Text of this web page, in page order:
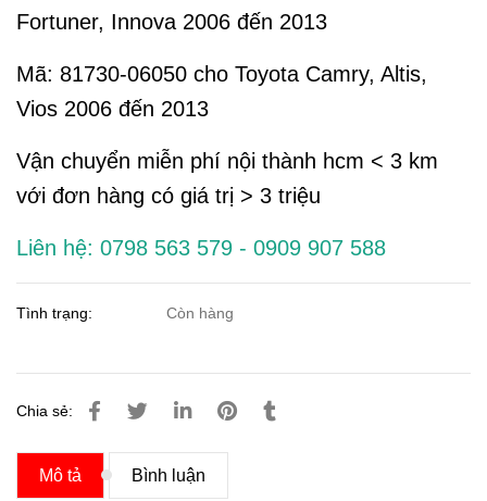
Fortuner, Innova 2006 đến 2013
Mã: 81730-06050 cho Toyota Camry, Altis,
Vios 2006 đến 2013
Vận chuyển miễn phí nội thành hcm < 3 km
với đơn hàng có giá trị > 3 triệu
Liên hệ: 0798 563 579 - 0909 907 588
Tình trạng: Còn hàng
Chia sẻ:
Mô tả Bình luận